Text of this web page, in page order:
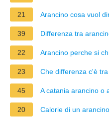
21 Arancino cosa vuol
39 Differenza tra
22 Arancino perche si
23 Che differenza c'è
45 A catania arancino o
20 Calorie di un